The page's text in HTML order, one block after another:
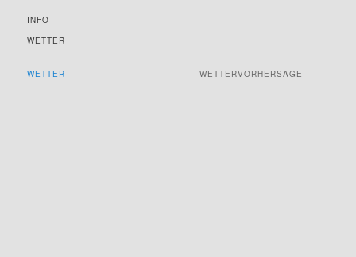
INFO
WETTER
WETTER WETTERVORHERSAGE